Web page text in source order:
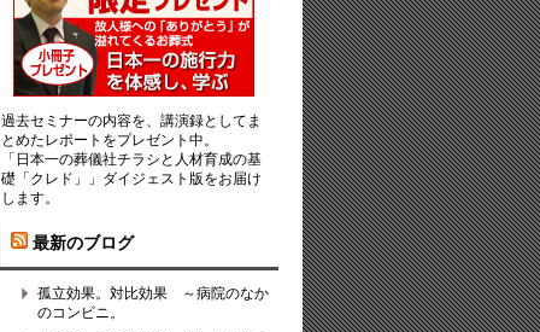
過去セミナーの内容を、講演録としてま
とめたレポートをプレゼント中。
「日本一の葬儀社チラシと人材育成の基
礎「クレド」」ダイジェスト版をお届け
します。
最新のブログ
孤立効果。対比効果 ～病院のなか
のコンビニ。